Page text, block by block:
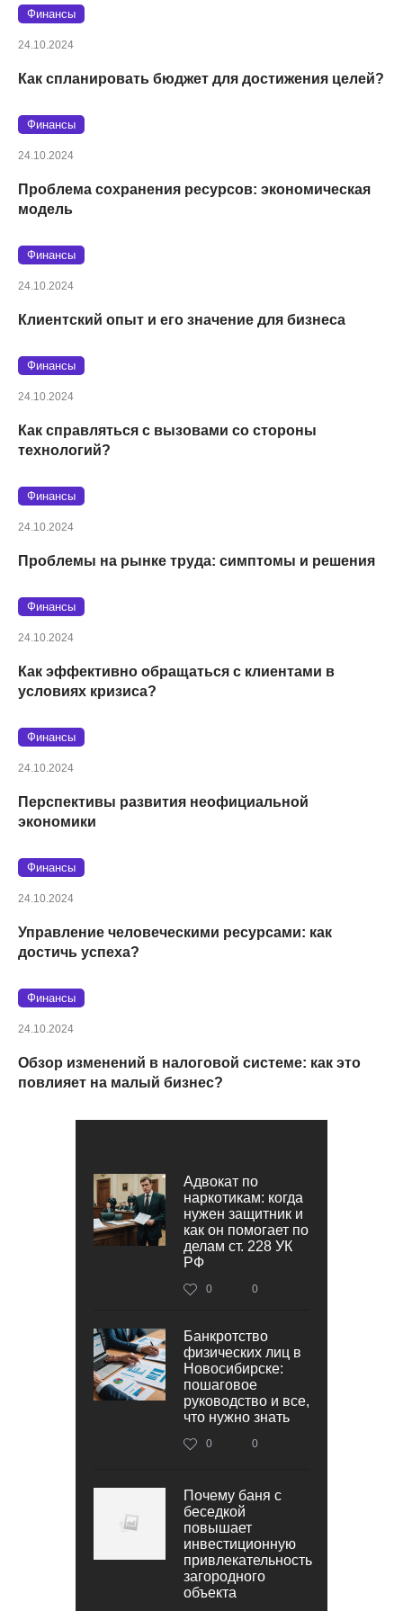
Финансы
24.10.2024
Как спланировать бюджет для достижения целей?
Финансы
24.10.2024
Проблема сохранения ресурсов: экономическая
модель
Финансы
24.10.2024
Клиентский опыт и его значение для бизнеса
Финансы
24.10.2024
Как справляться с вызовами со стороны
технологий?
Финансы
24.10.2024
Проблемы на рынке труда: симптомы и решения
Финансы
24.10.2024
Как эффективно обращаться с клиентами в
условиях кризиса?
Финансы
24.10.2024
Перспективы развития неофициальной
экономики
Финансы
24.10.2024
Управление человеческими ресурсами: как
достичь успеха?
Финансы
24.10.2024
Обзор изменений в налоговой системе: как это
повлияет на малый бизнес?
Адвокат по
наркотикам: когда
нужен защитник и
как он помогает по
делам ст. 228 УК
РФ
0 0
Банкротство
физических лиц в
Новосибирске:
пошаговое
руководство и все,
что нужно знать
0 0
Почему баня с
беседкой
повышает
инвестиционную
привлекательность
загородного
объекта